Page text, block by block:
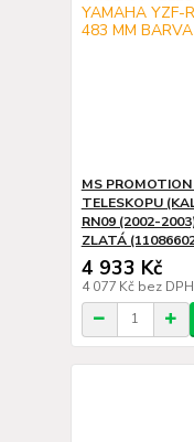
MS
TELESKOPU
RN09 (2002-
ZLATÁ
4 933 Kč
4 077 Kč bez DPH